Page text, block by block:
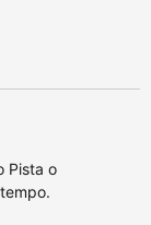
Pista o